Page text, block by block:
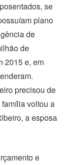
se
plano
de
de
2015 e, em
precisou de
voltou a
a esposa
e